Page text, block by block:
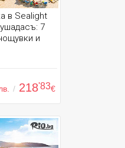
в Sealight
7
и
/ 218'83€